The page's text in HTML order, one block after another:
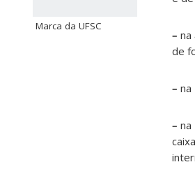
Marca da UFSC
– na
de
– na
– na